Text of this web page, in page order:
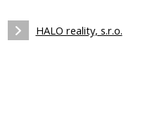
HALO reality, s.r.o.